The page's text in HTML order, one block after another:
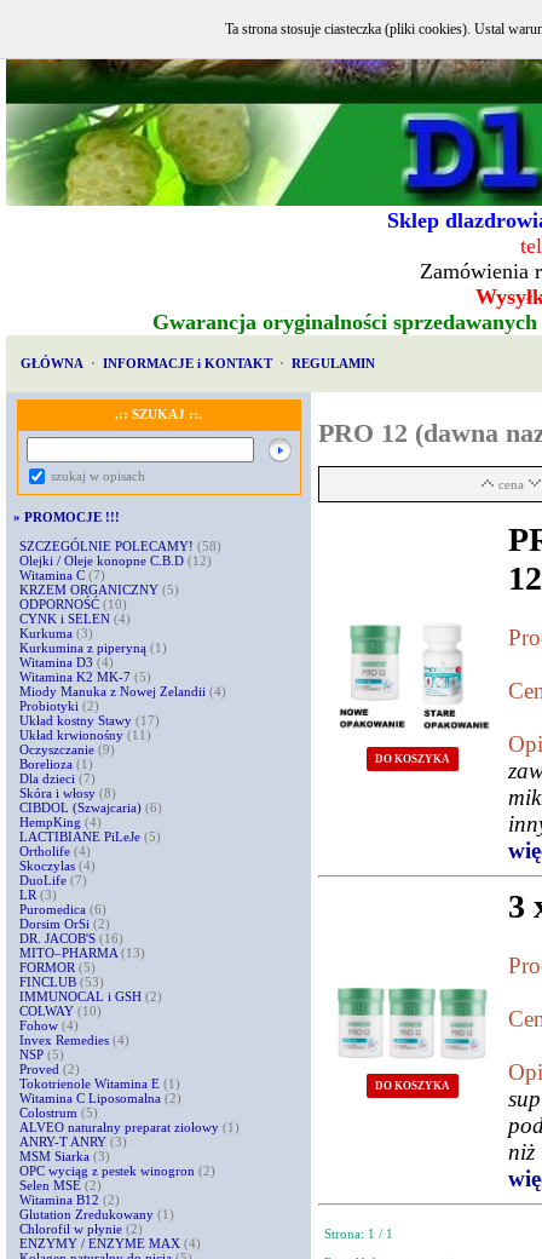
Sklep
Zamówienia
Gwarancja oryginalności
GŁÓWNA · INFORMACJE i KONTAKT · REGULAMIN
.:: SZUKAJ ::.
szukaj w opisach
» PROMOCJE !!!
SZCZEGÓLNIE POLECAMY! (58)
Olejki / Oleje konopne C.B.D (12)
Witamina C (7)
KRZEM ORGANICZNY (5)
ODPORNOŚĆ (10)
CYNK i SELEN (4)
Kurkuma (3)
Kurkumina z piperyną (1)
Witamina D3 (4)
Witamina K2 MK-7 (5)
Miody Manuka z Nowej Zelandii (4)
Probiotyki (2)
Układ kostny Stawy (17)
Układ krwionośny (11)
Oczyszczanie (9)
Borelioza (1)
Dla dzieci (7)
Skóra i włosy (8)
CIBDOL (Szwajcaria) (6)
HempKing (4)
LACTIBIANE PiLeJe (5)
Ortholife (4)
Skoczylas (4)
DuoLife (7)
LR (3)
Puromedica (6)
Dorsim OrSi (2)
DR. JACOB'S (16)
MITO–PHARMA (13)
FORMOR (5)
FINCLUB (53)
IMMUNOCAL i GSH (2)
COLWAY (10)
Fohow (4)
Invex Remedies (4)
NSP (5)
Proved (2)
Tokotrienole Witamina E (1)
Witamina C Liposomalna (2)
Colostrum (5)
ALVEO naturalny preparat ziołowy (1)
ANRY-T ANRY (3)
MSM Siarka (3)
OPC wyciąg z pestek winogron (2)
Selen MSE (2)
Witamina B12 (2)
Glutation Zredukowany (1)
Chlorofil w płynie (2)
ENZYMY / ENZYME MAX (4)
PRO 12 (dawna
cena
DO KOSZYKA
12
DO KOSZYKA
3
Strona: 1 / 1
Ta strona stosuje ciasteczka (pliki cookies). Ustal